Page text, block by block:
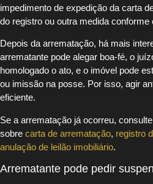
impedimento de expedição da carta
do registro ou outra medida conforme
Depois da arrematação, há mais
arrematante pode alegar boa-fé, o
homologado o ato, e o imóvel pode
ou imissão na posse. Por isso, agir
eficiente.
Se a arrematação já ocorreu,
sobre carta de arrematação, registro
anulação de leilão imobiliário.
Arrematante pode pedir